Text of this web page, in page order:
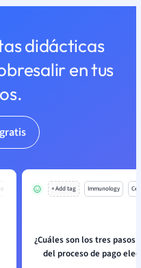
didácticas
en tus
+ Add tag Immunology
¿Cuáles son los tres pasos
del proceso de pago